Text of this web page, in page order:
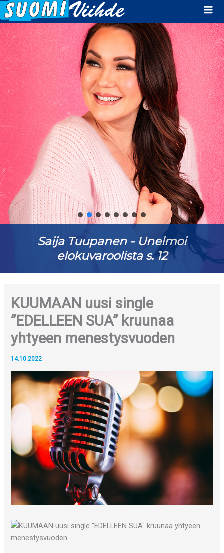
Saija Tuupanen - Unelmoi
elokuvaroolista s. 12
KUUMAAN uusi single
”EDELLEEN SUA” kruunaa
yhtyeen menestysvuoden
14.10.2022